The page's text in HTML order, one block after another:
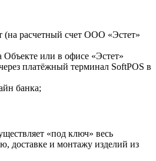
(на расчетный счет ООО «Эстет»
Объекте или в офисе «Эстет»
платёжный терминал SoftPOS в
банка;
«под ключ» весь
доставке и монтажу изделий из